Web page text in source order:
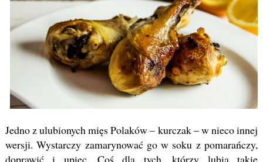
Jedno z ulubionych mięs Polaków – kurczak – w nieco innej
wersji. Wystarczy zamarynować go w soku z pomarańczy,
doprawić i upiec. Coś dla tych, którzy lubią takie